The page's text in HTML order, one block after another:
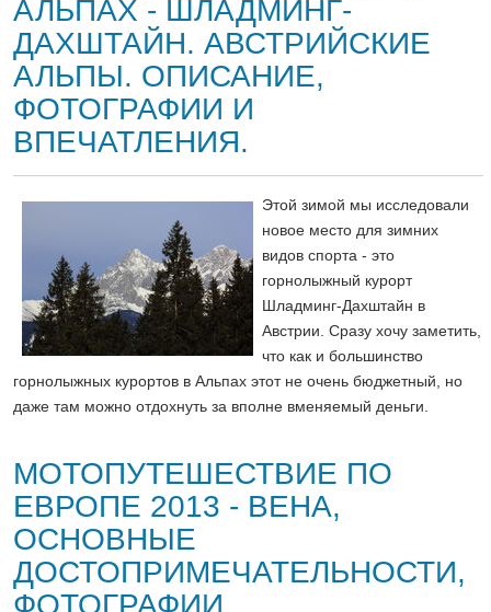
АЛЬПАХ - ШЛАДМИНГ-
ДАХШТАЙН. АВСТРИЙСКИЕ
АЛЬПЫ. ОПИСАНИЕ,
ФОТОГРАФИИ И
ВПЕЧАТЛЕНИЯ.
Этой зимой мы исследовали
новое место для зимних
видов спорта - это
горнолыжный курорт
Шладминг-Дахштайн в
Австрии. Сразу хочу заметить,
что как и большинство
горнолыжных курортов в Альпах этот не очень бюджетный, но
даже там можно отдохнуть за вполне вменяемый деньги.
МОТОПУТЕШЕСТВИЕ ПО
ЕВРОПЕ 2013 - ВЕНА,
ОСНОВНЫЕ
ДОСТОПРИМЕЧАТЕЛЬНОСТИ,
ФОТОГРАФИИ